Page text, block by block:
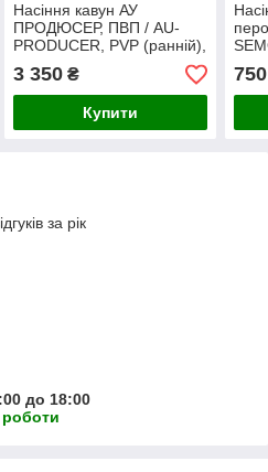
Насіння кавун АУ
ПРОДЮСЕР, ПВП / AU-
PRODUCER, PVP (ранній),
ТМ Agri Saaten GmbH
(Німеччина) банка 500
грамів
3 350₴
Купити
750
за рік
до 18:00
роботи